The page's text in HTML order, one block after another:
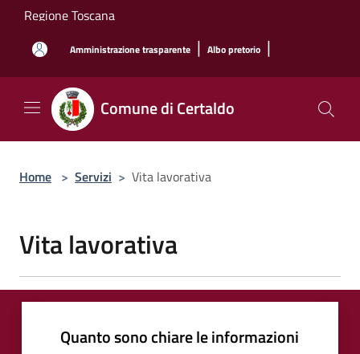
Salta al contenuto principale
Regione Toscana
Amministrazione trasparente | Albo pretorio |
Comune di Certaldo
Home > Servizi > Vita lavorativa
Vita lavorativa
Quanto sono chiare le informazioni